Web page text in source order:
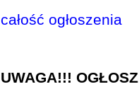
całość ogłoszenia
UWAGA!!!